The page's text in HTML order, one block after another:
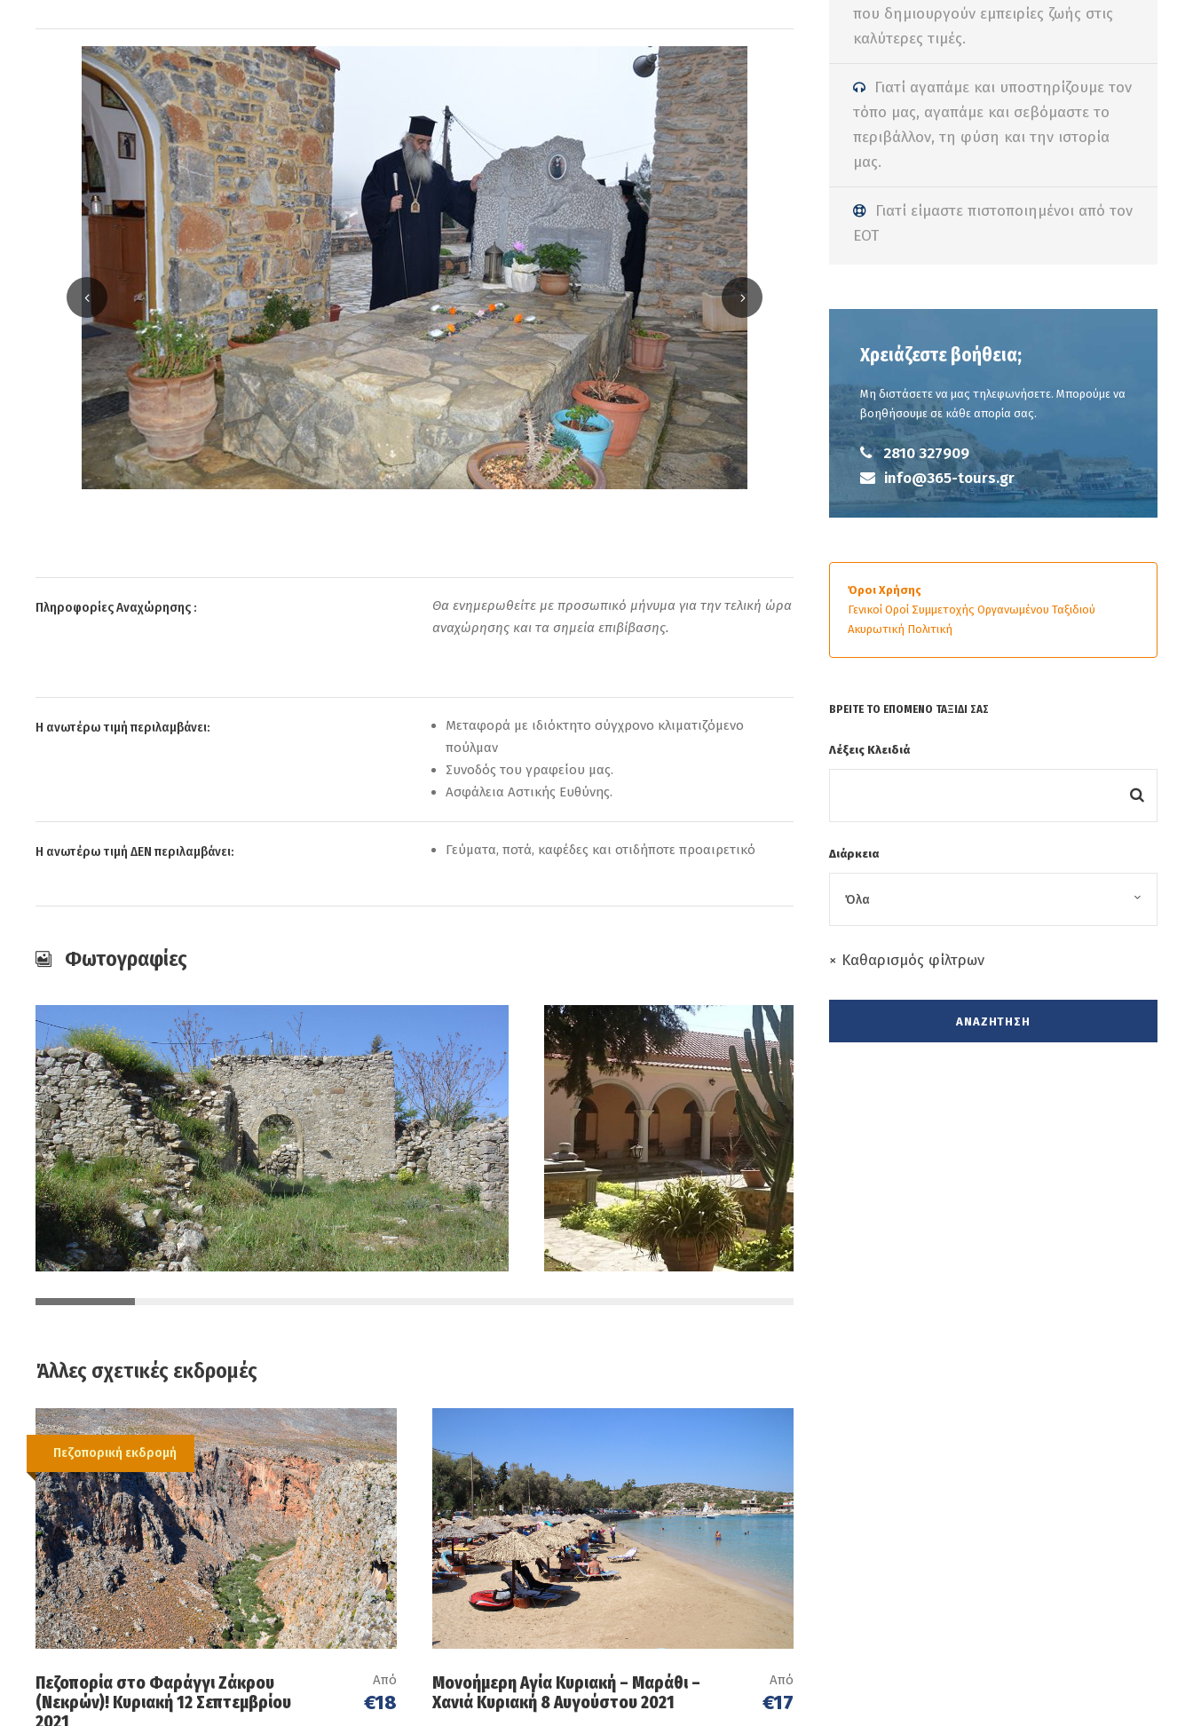
που δημιουργούν εμπειρίες ζωής στις
καλύτερες τιμές.
Γιατί αγαπάμε και υποστηρίζουμε τον
τόπο μας, αγαπάμε και σεβόμαστε το
περιβάλλον, τη φύση και την ιστορία
μας.
Γιατί είμαστε πιστοποιημένοι από τον
ΕΟΤ
Χρειάζεστε βοήθεια;
Μη διστάσετε να μας τηλεφωνήσετε. Μπορούμε να
βοηθήσουμε σε κάθε απορία σας.
2810 327909
info@365-tours.gr
Όροι Χρήσης
Γενικοί Οροί Συμμετοχής Οργανωμένου Ταξιδιού
Ακυρωτική Πολιτική
ΒΡΕΊΤΕ ΤΟ ΕΠΌΜΕΝΟ ΤΑΞΊΔΙ ΣΑΣ
Λέξεις Κλειδιά
Διάρκεια
× Καθαρισμός φίλτρων
Πληροφορίες Αναχώρησης :
Θα ενημερωθείτε με προσωπικό μήνυμα για την τελική ώρα
αναχώρησης και τα σημεία επιβίβασης.
Η ανωτέρω τιμή περιλαμβάνει:
Μεταφορά με ιδιόκτητο σύγχρονο κλιματιζόμενο
πούλμαν
Συνοδός του γραφείου μας.
Ασφάλεια Αστικής Ευθύνης.
Η ανωτέρω τιμή ΔΕΝ περιλαμβάνει: Γεύματα, ποτά, καφέδες και οτιδήποτε προαιρετικό
Φωτογραφίες
Άλλες σχετικές εκδρομές
Πεζοπορική εκδρομή
Πεζοπορία στο Φαράγγι Ζάκρου
(Νεκρών)! Κυριακή 12 Σεπτεμβρίου
Από
€18
Μονοήμερη Αγία Κυριακή – Μαράθι –
Χανιά Κυριακή 8 Αυγούστου 2021
Από
€17